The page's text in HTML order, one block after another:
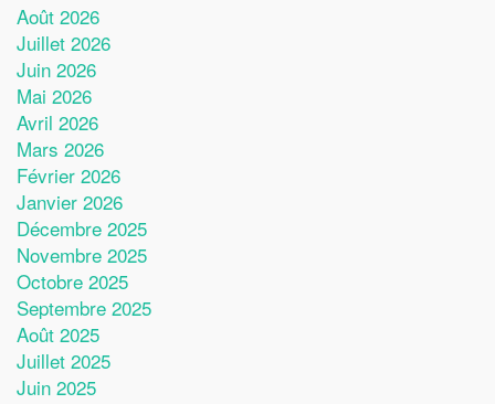
Août 2026
Juillet 2026
Juin 2026
Mai 2026
Avril 2026
Mars 2026
Février 2026
Janvier 2026
Décembre 2025
Novembre 2025
Octobre 2025
Septembre 2025
Août 2025
Juillet 2025
Juin 2025